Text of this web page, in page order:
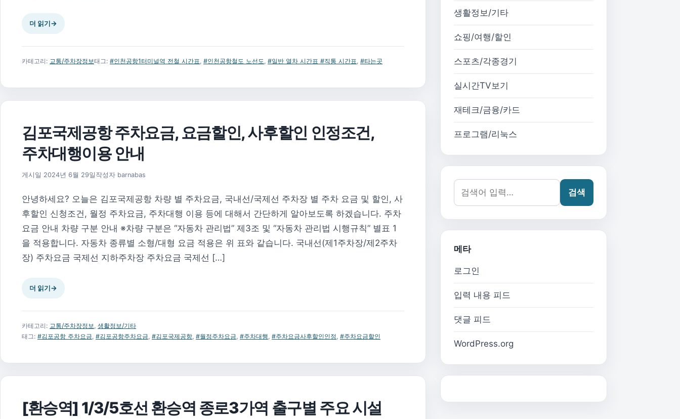
더 읽기→
카테고리: 교통/주차장정보태그: #인천공항1터미널역 전철 시간표, #인천공항철도 노선도, #일반 열차 시간표 #직통 시간표, #타는곳
김포국제공항 주차요금, 요금할인, 사후할인 인정조건,
주차대행이용 안내
게시일 2024년 6월 29일 2024년 6월 29일
작성자 barnabas
안녕하세요? 오늘은 김포국제공항 차량 별 주차요금, 국내선/국제선 주차장 별 주차 요금 및 할인, 사
후할인 신청조건, 월정 주차요금, 주차대행 이용 등에 대해서 간단하게 알아보도록 하겠습니다. 주차
요금 안내 차량 구분 안내 ※차량 구분은 “자동차 관리법” 제3조 및 “자동차 관리법 시행규칙” 별표 1
을 적용합니다. 자동차 종류별 소형/대형 요금 적용은 위 표와 같습니다. 국내선(제1주차장/제2주차
장) 주차요금 국제선 지하주차장 주차요금 국제선 […]
더 읽기→
카테고리: 교통/주차장정보, 생활정보/기타
태그: #김포공항 주차요금, #김포공항주차요금, #김포국제공항, #월정주차요금, #주차대행, #주차요금사후할인인정, #주차요금할인
[환승역] 1/3/5호선 환승역 종로3가역 출구별 주요 시설
생활정보/기타
쇼핑/여행/할인
스포츠/각종경기
실시간TV보기
재테크/금융/카드
프로그램/리눅스
검색어:
검색
메타
로그인
입력 내용 피드
댓글 피드
WordPress.org